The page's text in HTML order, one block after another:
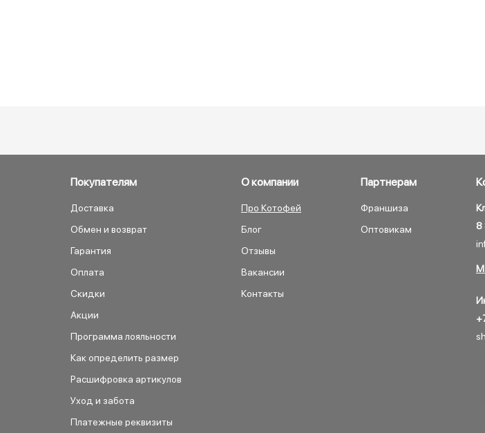
Покупателям
Доставка
Обмен и возврат
Гарантия
Оплата
Скидки
Акции
Программа лояльности
Как определить размер
Расшифровка артикулов
Уход и забота
Платежные реквизиты
О компании
Про Котофей
Блог
Отзывы
Вакансии
Контакты
Партнерам
Франшиза
Оптовикам
8